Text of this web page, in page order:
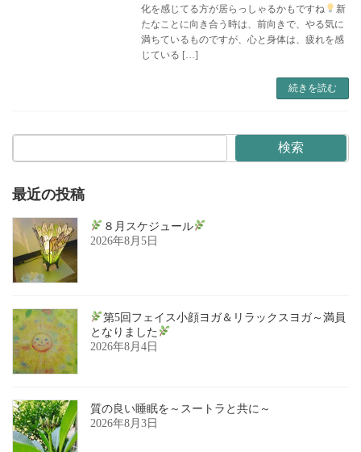
化を感じてる方が居らっしゃるかもですね
新
たなことに向き合う時は、前向きで、やる気に
満ちているものですが、心と身体は、疲れを感
じている […]
続きを読む
検索
最近の投稿
８月スケジュール
2026年8月5日
第5回フェイス小顔ヨガ＆リラックスヨガ～満員
となりました
2026年8月4日
質の良い睡眠を～スートラと共に～
2026年8月3日